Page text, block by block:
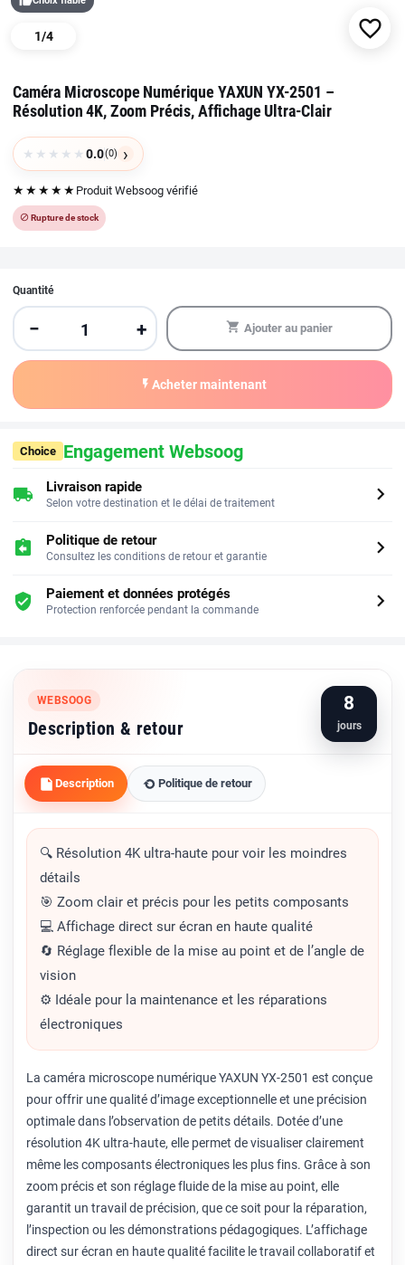
1/4 favorite_border
Caméra Microscope Numérique YAXUN YX-2501 –
Résolution 4K, Zoom Précis, Affichage Ultra-Clair
★ ★ ★ ★ ★ 0.0(0) ›
★★★★★ Produit Websoog vérifié
block Rupture de stock
Quantité
− + shopping_cart Ajouter au panier
flash_on Acheter maintenant
Choice Engagement Websoog
local_shipping Livraison rapide
Selon votre destination et le délai de traitement chevron_right
assignment_return Politique de retour
Consultez les conditions de retour et garantie chevron_right
verified_user Paiement et données protégés
Protection renforcée pendant la commande chevron_right
WEBSOOG
Description & retour
8
jours
Description Politique de retour
🔍 Résolution 4K ultra-haute pour voir les moindres
détails
🎯 Zoom clair et précis pour les petits composants
💻 Affichage direct sur écran en haute qualité
🔄 Réglage flexible de la mise au point et de l’angle de
vision
⚙️ Idéale pour la maintenance et les réparations
électroniques
La caméra microscope numérique YAXUN YX-2501 est conçue
pour offrir une qualité d’image exceptionnelle et une précision
optimale dans l’observation de petits détails. Dotée d’une
résolution 4K ultra-haute, elle permet de visualiser clairement
même les composants électroniques les plus fins. Grâce à son
zoom précis et son réglage fluide de la mise au point, elle
garantit un travail de précision, que ce soit pour la réparation,
l’inspection ou les démonstrations pédagogiques. L’affichage
direct sur écran en haute qualité facilite le travail collaboratif et